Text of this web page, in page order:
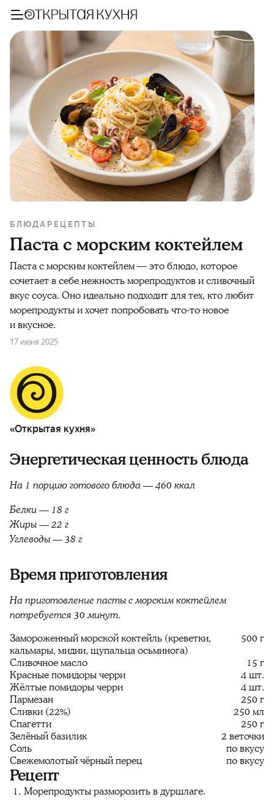
БЛЮДА РЕЦЕПТЫ
Паста с морским коктейлем
Паста с морским коктейлем — это блюдо, которое
сочетает в себе нежность морепродуктов и сливочный
вкус соуса. Оно идеально подходит для тех, кто любит
морепродукты и хочет попробовать что-то новое
и вкусное.
17 июня 2025
«Открытая кухня»
Энергетическая ценность блюда
На 1 порцию готового блюда — 460 ккал
Белки — 18 г
Жиры — 22 г
Углеводы — 38 г
Время приготовления
На приготовление пасты с морским коктейлем
потребуется 30 минут.
Замороженный морской коктейль (креветки,
кальмары, мидии, щупальца осьминога)
500 г
Сливочное масло
15 г
Красные помидоры черри
4 шт.
Жёлтые помидоры черри
4 шт.
Пармезан
250 г
Сливки (22%)
250 мл
Спагетти
250 г
Зелёный базилик
2 веточки
Соль
по вкусу
Свежемолотый чёрный перец
по вкусу
Рецепт
Морепродукты разморозить в дуршлаге.